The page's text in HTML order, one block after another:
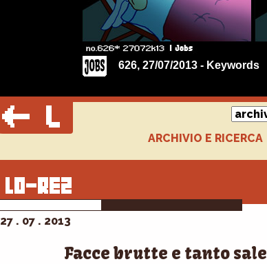
626, 27/07/2013 - Keywords
ARCHIVIO E RICERCA
27 . 07 . 2013
Facce brutte e tanto sale